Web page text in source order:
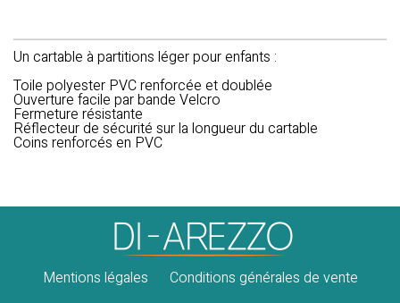
Un cartable à partitions léger pour enfants :
Toile polyester PVC renforcée et doublée
Ouverture facile par bande Velcro
Fermeture résistante
Réflecteur de sécurité sur la longueur du cartable
Coins renforcés en PVC
Mentions légales Conditions générales de vente